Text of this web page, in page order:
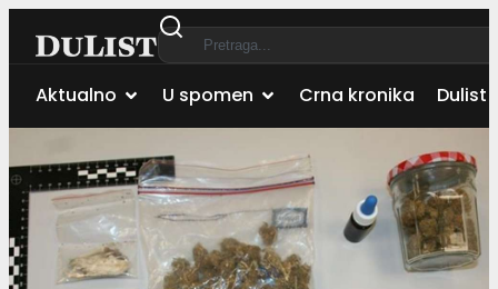
Aktualno U spomen Crna kronika Dulist